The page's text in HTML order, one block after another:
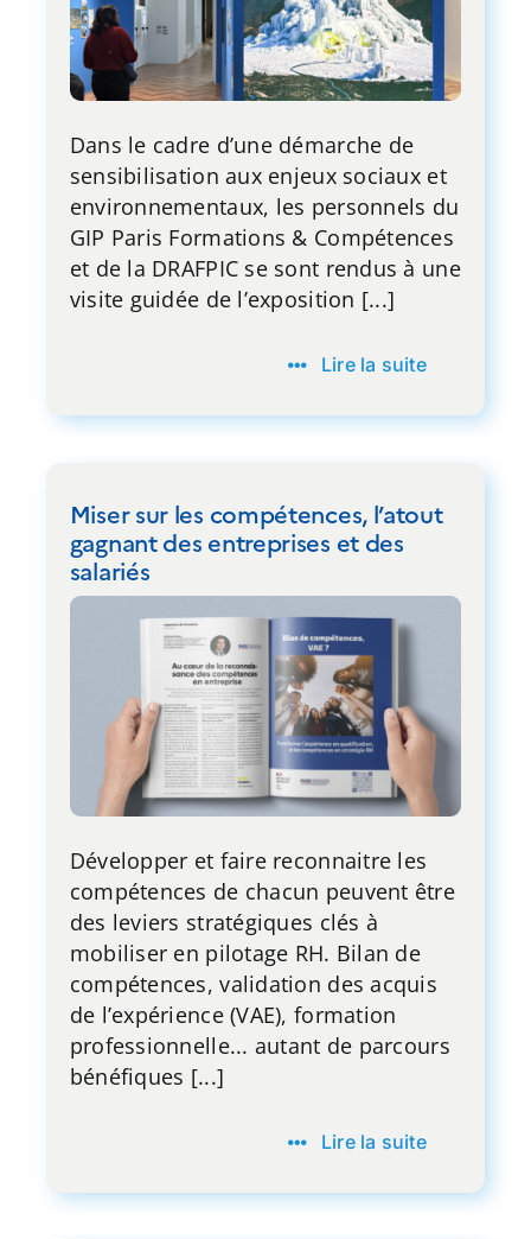
Dans le cadre d’une démarche de
sensibilisation aux enjeux sociaux et
environnementaux, les personnels du
GIP Paris Formations & Compétences
et de la DRAFPIC se sont rendus à une
visite guidée de l’exposition [...]
Lire la suite
Miser sur les compétences, l’atout
gagnant des entreprises et des
salariés
Développer et faire reconnaitre les
compétences de chacun peuvent être
des leviers stratégiques clés à
mobiliser en pilotage RH. Bilan de
compétences, validation des acquis
de l’expérience (VAE), formation
professionnelle... autant de parcours
bénéfiques [...]
Lire la suite